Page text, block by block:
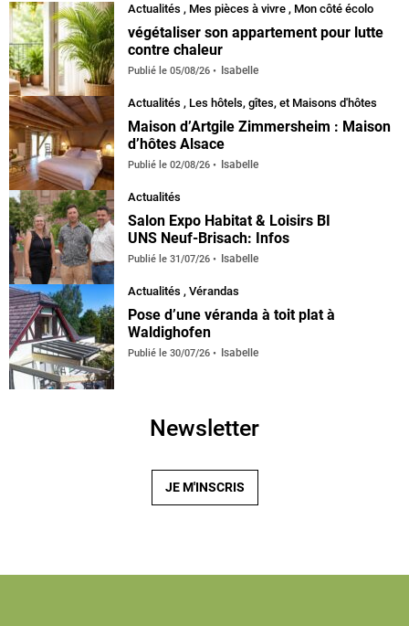
Actualités , Mes pièces à vivre , Mon côté écolo
végétaliser son appartement pour lutte
contre chaleur
Publié le 05/08/26 Isabelle
Actualités , Les hôtels, gîtes, et Maisons d'hôtes
Maison d’Artgile Zimmersheim : Maison
d’hôtes Alsace
Publié le 02/08/26 Isabelle
Actualités
Salon Expo Habitat & Loisirs BI
UNS Neuf-Brisach: Infos
Publié le 31/07/26 Isabelle
default
Actualités , Vérandas
Pose d’une véranda à toit plat à
Waldighofen
Publié le 30/07/26 Isabelle
Newsletter
JE M'INSCRIS